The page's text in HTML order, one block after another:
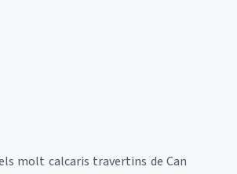
molt calcaris travertins de Can